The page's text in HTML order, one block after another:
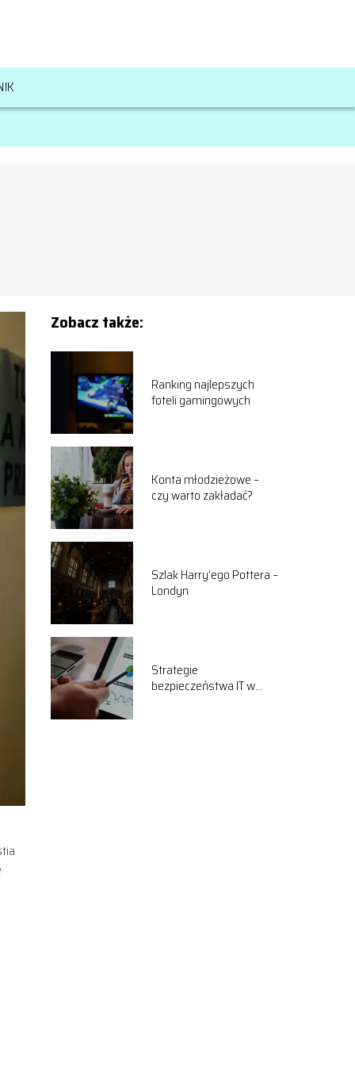
Zobacz także:
Ranking najlepszych
foteli gamingowych
Konta młodzieżowe –
czy warto zakładać?
Szlak Harry’ego Pottera –
Londyn
Strategie
bezpieczeństwa IT w